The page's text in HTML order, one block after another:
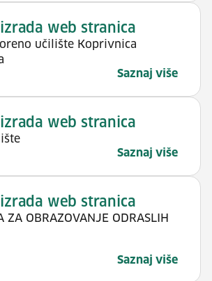
web stranica
učilište Koprivnica
Saznaj više
web stranica
Saznaj više
web stranica
ZA OBRAZOVANJE ODRASLIH
Saznaj više